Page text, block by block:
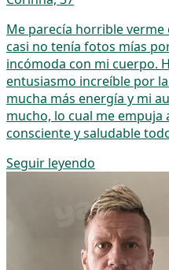
Me parecía horrible
casi no tenía fotos mías
incómoda con mi cuerpo.
entusiasmo increíble por
mucha más energía y mi
mucho, lo cual me
consciente y saludable
Seguir leyendo